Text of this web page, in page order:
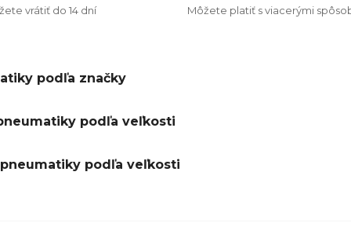
vrátiť do 14 dní Môžete platiť s viacerými
podľa značky
podľa veľkosti
podľa veľkosti